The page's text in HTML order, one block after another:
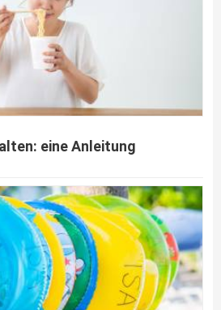
eine Anleitung